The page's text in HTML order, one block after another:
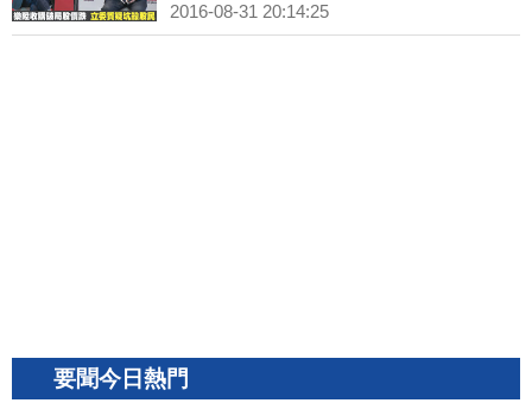
2016-08-31 20:14:25
要聞今日熱門